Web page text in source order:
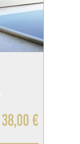
38,00 €